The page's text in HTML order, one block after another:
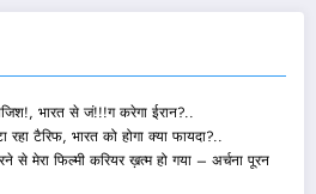
भारत से जं!!!ग करेगा ईरान?..
टैरिफ, भारत को होगा क्या फायदा?..
से मेरा फिल्मी करियर ख़त्म हो गया – अर्चना पूरन